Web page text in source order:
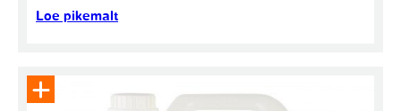
Loe pikemalt
Eemalda toode päringukorvist